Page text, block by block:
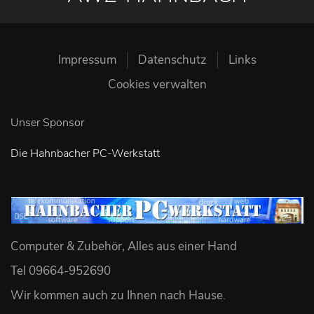
Impressum Datenschutz
Links
Cookies verwalten
Unser Sponsor
Die Hahnbacher PC-Werkstatt
Computer & Zubehör, Alles aus einer Hand
Tel 09664-952690
Wir kommen auch zu Ihnen nach Hause.